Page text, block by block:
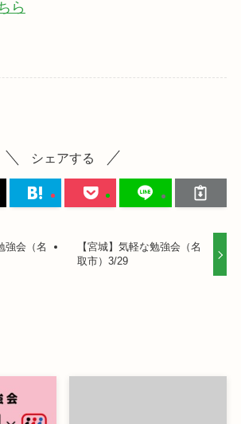
ら
シェアする
強会（名
【宮城】気軽な勉強会（名
取市）3/29